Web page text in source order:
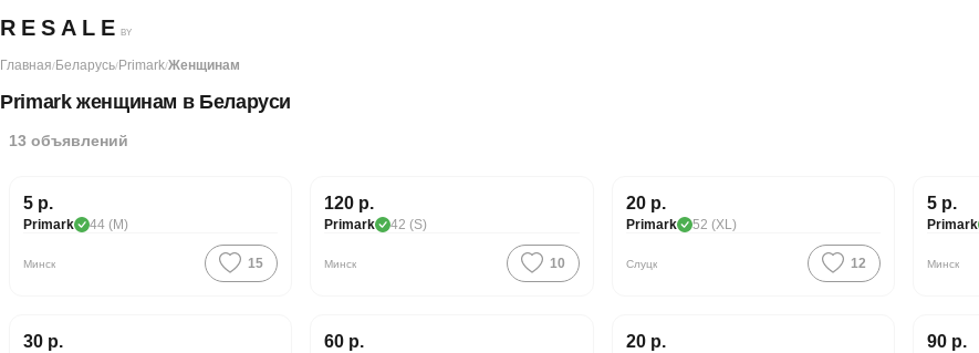
RESALE BY
Главная/Беларусь/Primark/Женщинам
Primark женщинам в Беларуси
13 объявлений
5 р.
Primark 44 (M)
Минск 15
120 р.
Primark 42 (S)
Минск 10
20 р.
Primark 52 (XL)
Слуцк 12
5 р.
Primark
Минск
30 р. 60 р. 20 р. 90 р.